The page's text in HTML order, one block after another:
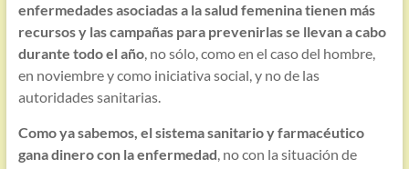
enfermedades asociadas a la salud femenina tienen más
recursos y las campañas para prevenirlas se llevan a cabo
durante todo el año, no sólo, como en el caso del hombre,
en noviembre y como iniciativa social, y no de las
autoridades sanitarias.
Como ya sabemos, el sistema sanitario y farmacéutico
gana dinero con la enfermedad, no con la situación de